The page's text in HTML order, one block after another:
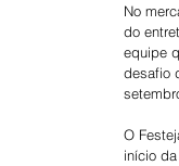
No
do
equipe
desafio
O
início